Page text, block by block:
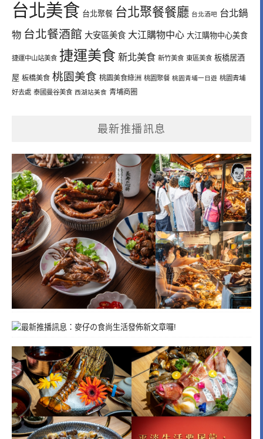
台北美食 台北聚餐 台北聚餐餐廳 台北酒吧 台北鍋
物 台北餐酒館 大安區美食 大江購物中心 大江購物中心美食
捷運中山站美食 捷運美食 新北美食 新竹美食 東區美食 板橋居酒
屋 板橋美食 桃園美食 桃園美食綠洲 桃園聚餐 桃園青埔一日遊 桃園青埔
好去處 泰國曼谷美食 西湖站美食 青埔商圈
最新推播訊息